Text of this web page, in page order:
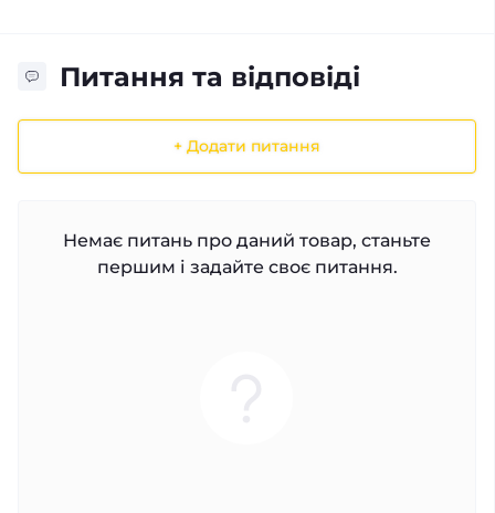
Питання та відповіді
+ Додати питання
Немає питань про даний товар, станьте
першим і задайте своє питання.